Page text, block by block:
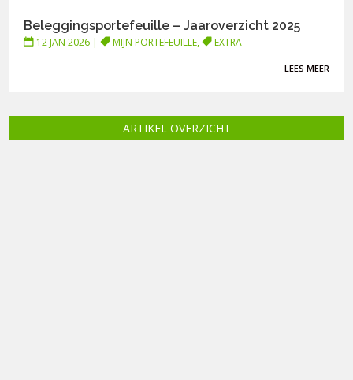
Beleggingsportefeuille – Jaaroverzicht 2025
12 JAN 2026 | MIJN PORTEFEUILLE, EXTRA
LEES MEER
ARTIKEL OVERZICHT